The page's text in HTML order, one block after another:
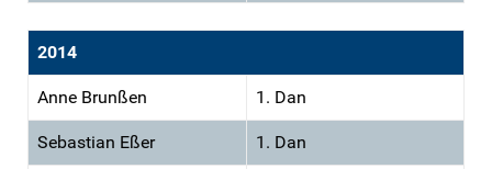
2014
Anne Brunßen 1. Dan
Sebastian Eßer 1. Dan